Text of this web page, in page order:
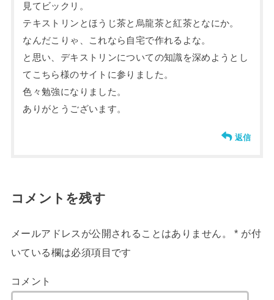
見てビックリ。
テキストリンとほうじ茶と烏龍茶と紅茶となにか。
なんだこりゃ、これなら自宅で作れるよな。
と思い、デキストリンについての知識を深めようとし
てこちら様のサイトに参りました。
色々勉強になりました。
ありがとうございます。
返信
コメントを残す
メールアドレスが公開されることはありません。 * が付
いている欄は必須項目です
コメント